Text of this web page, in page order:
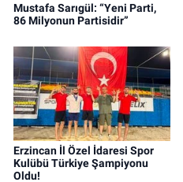
Mustafa Sarıgül: “Yeni Parti,
86 Milyonun Partisidir”
Erzincan İl Özel İdaresi Spor
Kulübü Türkiye Şampiyonu
Oldu!